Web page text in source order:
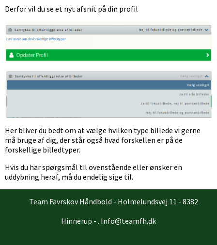
Derfor vil du se et nyt afsnit på din profil
Her bliver du bedt om at vælge hvilken type billede vi gerne
må bruge af dig, der står også hvad forskellen er på de
forskellige billedtyper.
Hvis du har spørgsmål til ovenstående eller ønsker en
uddybning heraf, må du endelig sige til.
Team Favrskov Håndbold - Holmelundsvej 11 - 8382
Hinnerup - ..Info@teamfh.dk